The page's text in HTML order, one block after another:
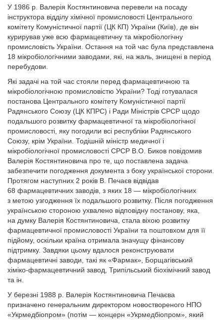
У 1986 р. Валерія Костянтиновича перевели на посаду
інструктора відділу хімічної промисловості Центрального
комітету Комуністичної партії (ЦК КП) України (Київ), де він
курирував уже всю фармацевтичну та мікробіологічну
промисловість України. Остання на той час була представлена
18 мікробіологічними заводами, які, на жаль, знищені в період
перебудови.
Які задачі на той час стояли перед фармацевтичною та
мікробіологічною промисловістю України? Тоді готувалася
постанова Центрального комітету Комуністичної партії
Радянського Союзу (ЦК КПРС) і Ради Міністрів СРСР щодо
подальшого розвитку фармацевтичної та мікробіологічної
промисловості, яку погодили всі республіки Радянського
Союзу, крім України. Тодішній міністр медичної і
мікробіологічної промисловості СРСР В.О. Биков повідомив
Валерія Костянтиновича про те, що поставлена задача
забезпечити погодження документа з боку української сторони.
Протягом наступних 2 років В. Печаєв відвідав
68 фармацевтичних заводів, з яких 18 — мікробіологічних
з метою узгодження їх подальшого розвитку. Після погодження
українською стороною ухвалено відповідну постанову, яка,
на думку Валерія Костянтиновича, стала віхою розвитку
фармацевтичної промисловості України та поштовхом для її
підйому, оскільки країна отримала значущу фінансову
підтримку. Завдяки цьому вдалося реконструювати
фармацевтичні заводи, такі як «Фармак», Борщагівський
хіміко-фармацевтичний завод, Трипільський біо­хімічний завод
та ін.
У березні 1988 р. Валерія Костянтиновича Печаєва
призначено генеральним директором новоствореного НПО
«Укрмедбіопром» (потім — концерн «Укрмедбіопром», який